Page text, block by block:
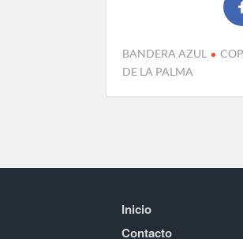
BANDERA AZUL
DE LA PALMA
Inicio
Contacto